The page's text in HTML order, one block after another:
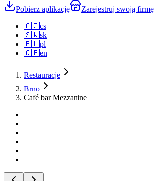
Pobierz aplikację
Zarejestruj swoją firmę
🇨🇿cs
🇸🇰sk
🇵🇱pl
🇬🇧en
Restauracje
Brno
Café bar Mezzanine